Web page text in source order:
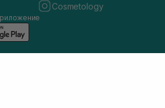
Cosmetology